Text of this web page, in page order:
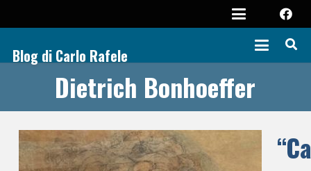
Blog di Carlo Rafele
Dietrich Bonhoeffer